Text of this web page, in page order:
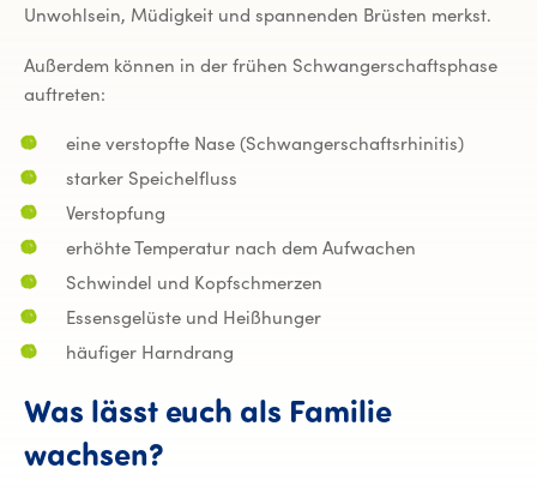
Unwohlsein, Müdigkeit und spannenden Brüsten merkst.
Außerdem können in der frühen Schwangerschaftsphase
auftreten:
eine verstopfte Nase (Schwangerschaftsrhinitis)
starker Speichelfluss
Verstopfung
erhöhte Temperatur nach dem Aufwachen
Schwindel und Kopfschmerzen
Essensgelüste und Heißhunger
häufiger Harndrang
Was lässt euch als Familie
wachsen?